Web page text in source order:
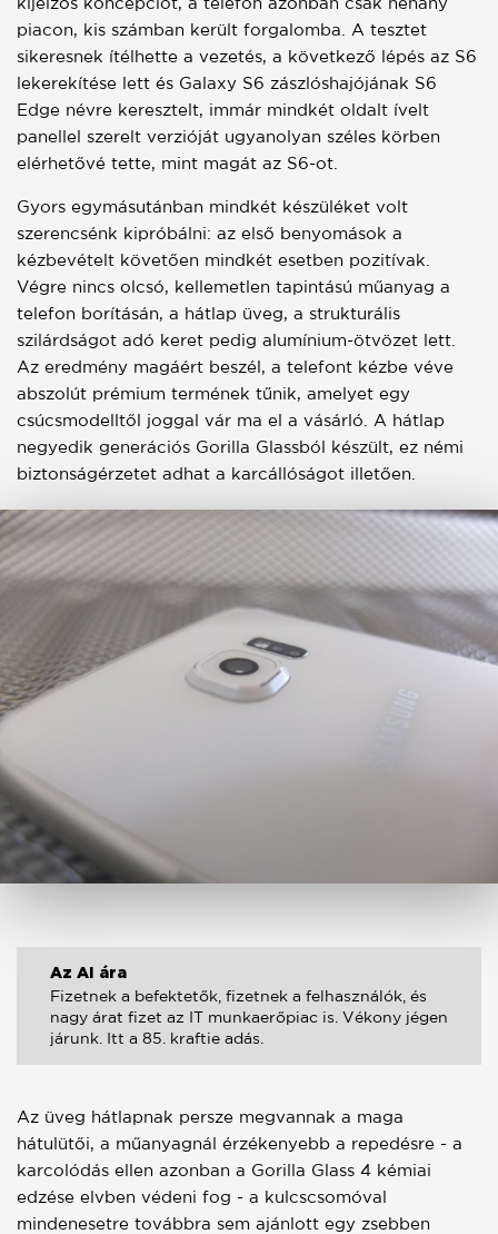
piacon, kis számban került forgalomba. A tesztet
sikeresnek ítélhette a vezetés, a következő lépés az S6
lekerekítése lett és Galaxy S6 zászlóshajójának S6
Edge névre keresztelt, immár mindkét oldalt ívelt
panellel szerelt verzióját ugyanolyan széles körben
elérhetővé tette, mint magát az S6-ot.
Gyors egymásutánban mindkét készüléket volt
szerencsénk kipróbálni: az első benyomások a
kézbevételt követően mindkét esetben pozitívak.
Végre nincs olcsó, kellemetlen tapintású műanyag a
telefon borításán, a hátlap üveg, a strukturális
szilárdságot adó keret pedig alumínium-ötvözet lett.
Az eredmény magáért beszél, a telefont kézbe véve
abszolút prémium termének tűnik, amelyet egy
csúcsmodelltől joggal vár ma el a vásárló. A hátlap
negyedik generációs Gorilla Glassból készült, ez némi
biztonságérzetet adhat a karcállóságot illetően.
Az AI ára
Fizetnek a befektetők, fizetnek a felhasználók, és
nagy árat fizet az IT munkaerőpiac is. Vékony jégen
járunk. Itt a 85. kraftie adás.
Az üveg hátlapnak persze megvannak a maga
hátulütői, a műanyagnál érzékenyebb a repedésre - a
karcolódás ellen azonban a Gorilla Glass 4 kémiai
edzése elvben védeni fog - a kulcscsomóval
mindenesetre továbbra sem ajánlott egy zsebben